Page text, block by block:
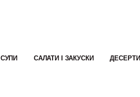
СУПИ САЛАТИ І ЗАКУСКИ ДЕСЕРТИ